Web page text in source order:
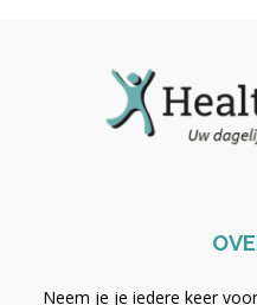
Neem je je iedere keer